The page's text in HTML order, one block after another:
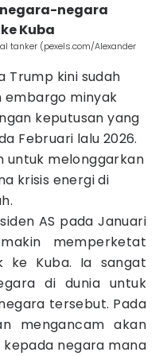
negara
Kuba
tanker (pexels.com/Alexander
Trump kini sudah
minyak
keputusan yang
Februari lalu 2026.
untuk melonggarkan
krisis energi di
AS pada Januari
memperketat
ke Kuba. Ia sangat
di dunia untuk
tersebut. Pada
mengancam akan
negara mana